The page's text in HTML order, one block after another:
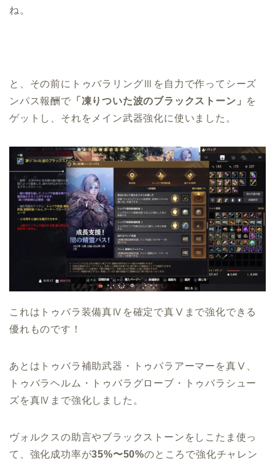
ね。
と、その前にトゥバラリングⅢを自力で作ってシーズ
ンパス報酬で 「凍りついた波のブラックストーン」 を
ゲットし、それをメイン武器強化に使いました。
これはトゥバラ装備真Ⅳを確定で真Ⅴまで強化できる
優れものです！
あとはトゥバラ補助武器・トゥバラアーマーを真Ⅴ、
トゥバラヘルム・トゥバラグローブ・トゥバラシュー
ズを真Ⅳまで強化しました。
ヴォルクスの助言やブラックストーンをしこたま使っ
て、強化成功率が35%〜50%のところで強化チャレン